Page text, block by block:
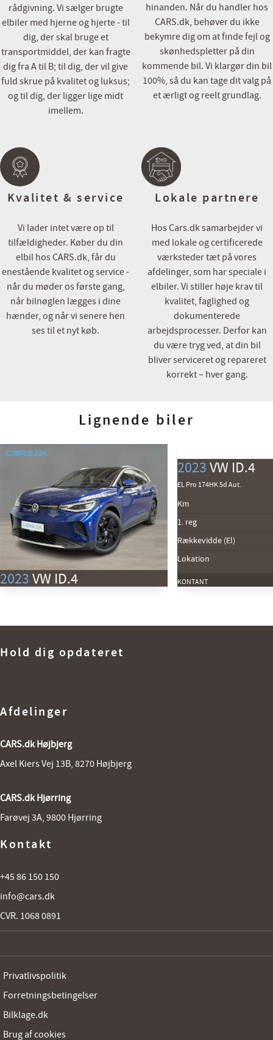
rette indtryk af bilen.
Bilen er importeret, udstyr kan derfor variere i forhold til danske
Cars.dk
- En del af Via Biler gruppen
rådgivning. Vi sælger brugte
elbiler med hjerne og hjerte - til
dig, der skal bruge et
transportmiddel, der kan fragte
dig fra A til B; til dig, der vil give
fuld skrue på kvalitet og luksus;
og til dig, der ligger lige midt
imellem.
hinanden. Når du handler hos
CARS.dk, behøver du ikke
bekymre dig om at finde fejl og
skønhedspletter på din
kommende bil. Vi klargør din bil
100%, så du kan tage dit valg på
et ærligt og reelt grundlag.
Kvalitet & service
Vi lader intet være op til
tilfældigheder. Køber du din
elbil hos CARS.dk, får du
enestående kvalitet og service -
når du møder os første gang,
når bilnøglen lægges i dine
hænder, og når vi senere hen
ses til et nyt køb.
Lokale partnere
Hos Cars.dk samarbejder vi
med lokale og certificerede
værksteder tæt på vores
afdelinger, som har speciale i
elbiler. Vi stiller høje krav til
kvalitet, faglighed og
dokumenterede
arbejdsprocesser. Derfor kan
du være tryg ved, at din bil
bliver serviceret og repareret
korrekt – hver gang.
Lignende biler
2023VW ID.4
Rækkevidde (El)
2023VW ID.4
EL Pro 174HK 5d Aut.
Km
1. reg
Rækkevidde (El)
Lokation
KONTANT
Hold dig opdateret
Afdelinger
CARS.dk Højbjerg
Axel Kiers Vej 13B, 8270 Højbjerg
CARS.dk Hjørring
Farøvej 3A, 9800 Hjørring
Kontakt
+45 86 150 150
info@cars.dk
CVR. 1068 0891
Privatlivspolitik
Forretningsbetingelser
Bilklage.dk
Brug af cookies